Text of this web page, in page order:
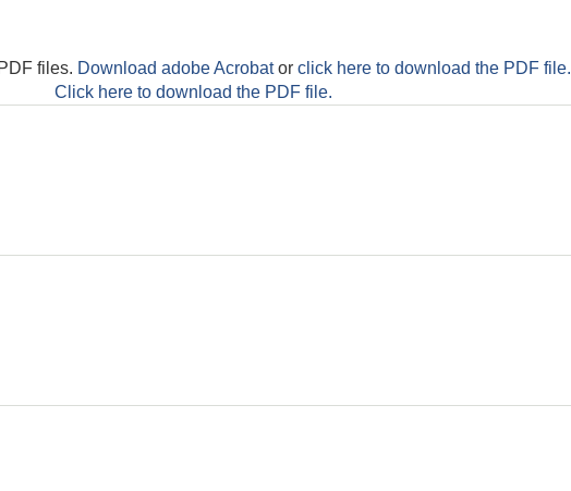
files. Download adobe Acrobator click here to download the PDF file.
Click here to download the PDF file.